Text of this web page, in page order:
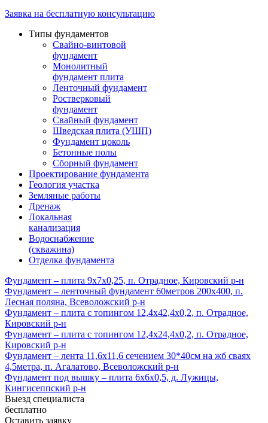
Заявка на бесплатную консультацию
Типы фундаментов
Свайно-винтовой
фундамент
Монолитный
фундамент плита
Ленточный фундамент
Ростверковый
фундамент
Свайный фундамент
Шведская плита (УШП)
Фундамент цоколь
Бетонные полы
Сборный фундамент
Проектирование фундамента
Геология участка
Земляные работы
Дренаж
Локальная
канализация
Водоснабжение
(скважина)
Отделка фундамента
Фундамент – плита 9х7х0,25, п. Отрадное, Кировский р-н
Фундамент – ленточный фундамент 60метров 200х400, п.
Лесная поляна, Всеволожский р-н
Фундамент – плита с топингом 12,4х42,4х0,2, п. Отрадное,
Кировский р-н
Фундамент – плита с топингом 12,4х24,4х0,2, п. Отрадное,
Кировский р-н
Фундамент – лента 11,6х11,6 сечением 30*40см на жб сваях
4,5метра, п. Агалатово, Всеволожский р-н
Фундамент под вышку – плита 6х6х0,5, д. Лужицы,
Кингисеппский р-н
Выезд специалиста
бесплатно
Оставить заявку